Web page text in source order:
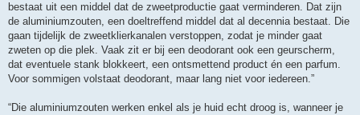
bestaat uit een middel dat de zweetproductie gaat verminderen. Dat zijn
de aluminiumzouten, een doeltreffend middel dat al decennia bestaat. Die
gaan tijdelijk de zweetklierkanalen verstoppen, zodat je minder gaat
zweten op die plek. Vaak zit er bij een deodorant ook een geurscherm,
dat eventuele stank blokkeert, een ontsmettend product én een parfum.
Voor sommigen volstaat deodorant, maar lang niet voor iedereen.”
“Die aluminiumzouten werken enkel als je huid echt droog is, wanneer je